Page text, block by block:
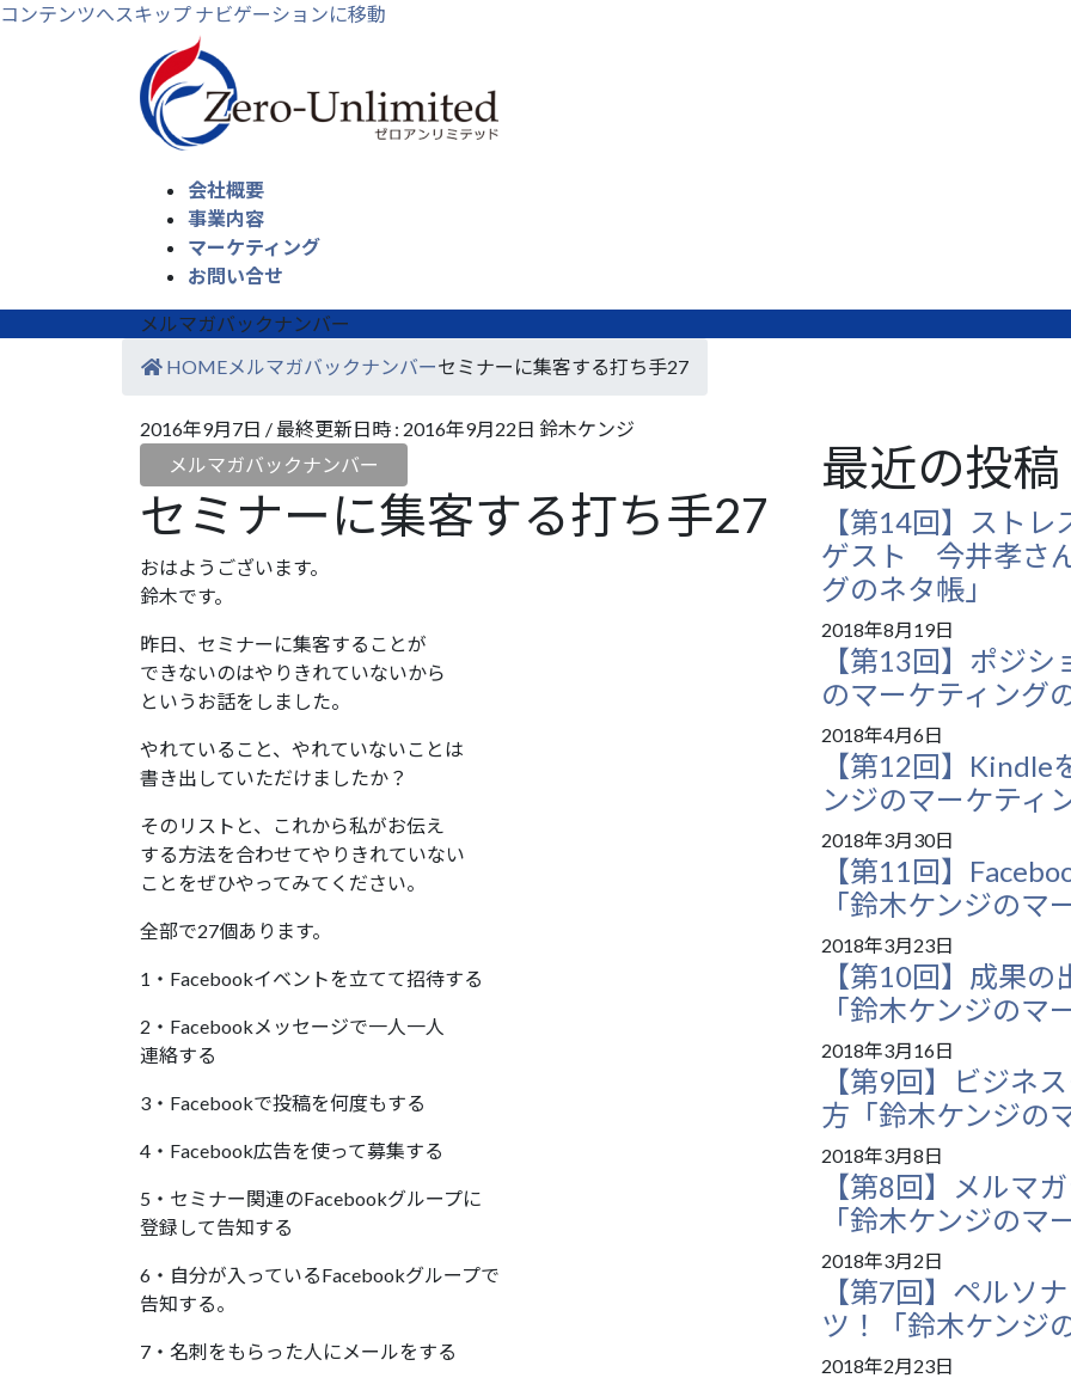
コンテンツへスキップ ナビゲーションに移動
会社概要
事業内容
マーケティング
お問い合せ
メルマガバックナンバー
HOMEメルマガバックナンバーセミナーに集客する打ち手27
2016年9月7日 / 最終更新日時 : 2016年9月22日 鈴木ケンジ
メルマガバックナンバー
セミナーに集客する打ち手27
おはようございます。
鈴木です。
昨日、セミナーに集客することが
できないのはやりきれていないから
というお話をしました。
やれていること、やれていないことは
書き出していただけましたか？
そのリストと、これから私がお伝え
する方法を合わせてやりきれていない
ことをぜひやってみてください。
全部で27個あります。
1・Facebookイベントを立てて招待する
2・Facebookメッセージで一人一人
連絡する
3・Facebookで投稿を何度もする
4・Facebook広告を使って募集する
5・セミナー関連のFacebookグループに
登録して告知する
6・自分が入っているFacebookグループで
告知する。
7・名刺をもらった人にメールをする
最近の投稿
【第14回】スト
ゲスト 今井孝さ
グのネタ帳」
2018年8月19日
【第13回】ポジ
のマーケティング
2018年4月6日
【第12回】
ンジのマーケティ
2018年3月30日
【第11回】
「鈴木ケンジのマ
2018年3月23日
【第10回】成果
「鈴木ケンジのマ
2018年3月16日
【第9回】ビジネ
方「鈴木ケンジの
2018年3月8日
【第8回】メルマ
「鈴木ケンジのマ
2018年3月2日
【第7回】ペルソ
ツ！「鈴木ケンジ
2018年2月23日